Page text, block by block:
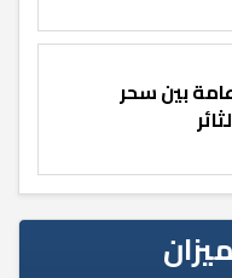
بين سحر